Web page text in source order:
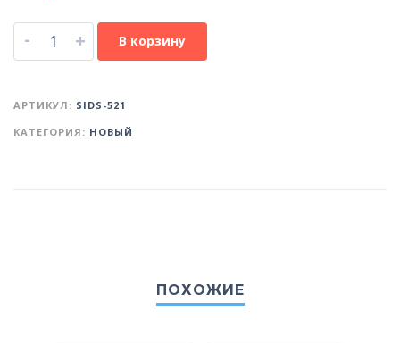
- + В корзину
АРТИКУЛ: SIDS-521
КАТЕГОРИЯ: НОВЫЙ
ПОХОЖИЕ